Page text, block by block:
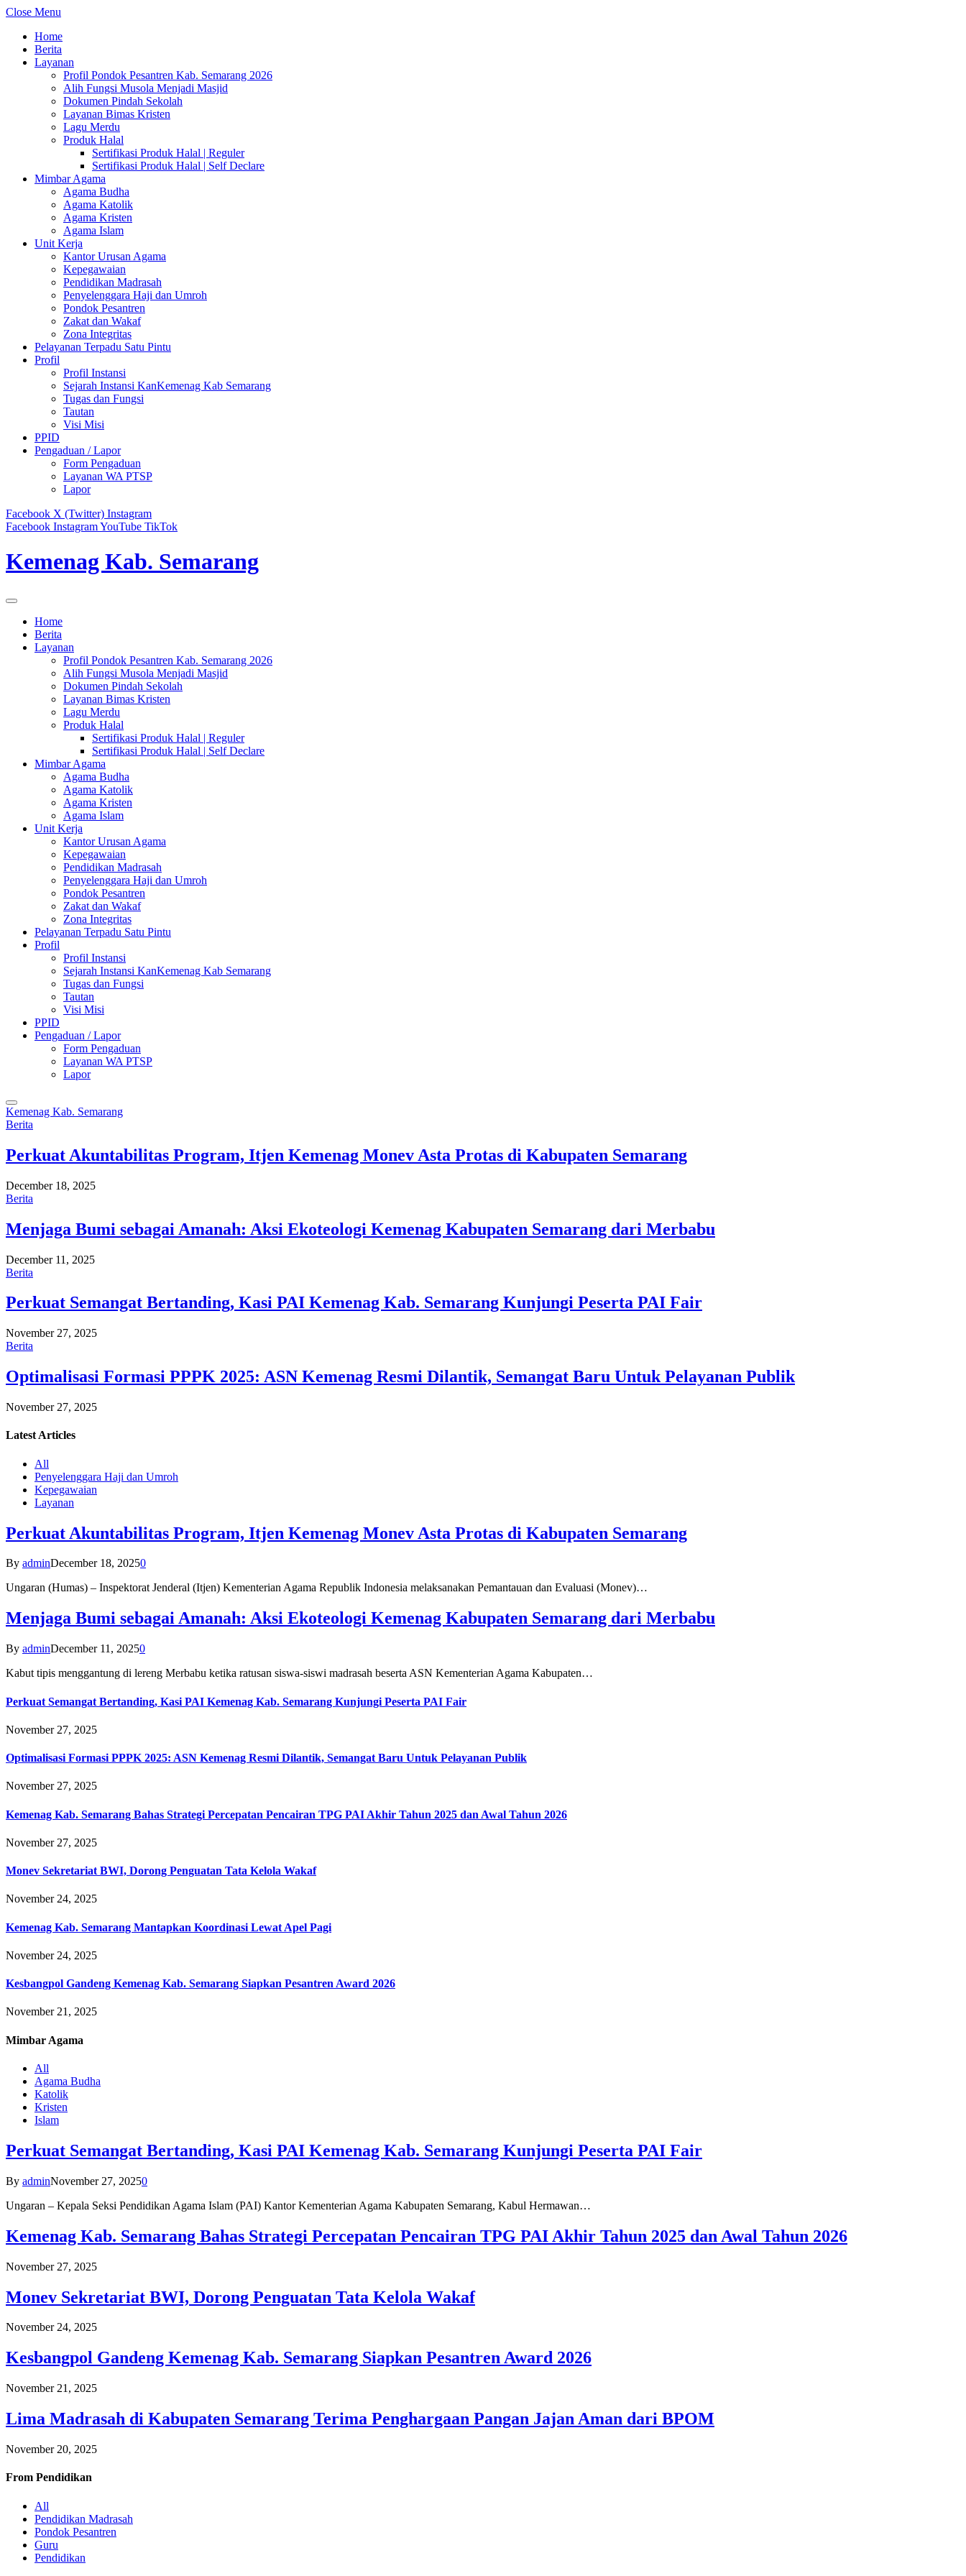
Close Menu
Home
Berita
Layanan
Profil Pondok Pesantren Kab. Semarang 2026
Alih Fungsi Musola Menjadi Masjid
Dokumen Pindah Sekolah
Layanan Bimas Kristen
Lagu Merdu
Produk Halal
Sertifikasi Produk Halal | Reguler
Sertifikasi Produk Halal | Self Declare
Mimbar Agama
Agama Budha
Agama Katolik
Agama Kristen
Agama Islam
Unit Kerja
Kantor Urusan Agama
Kepegawaian
Pendidikan Madrasah
Penyelenggara Haji dan Umroh
Pondok Pesantren
Zakat dan Wakaf
Zona Integritas
Pelayanan Terpadu Satu Pintu
Profil
Profil Instansi
Sejarah Instansi KanKemenag Kab Semarang
Tugas dan Fungsi
Tautan
Visi Misi
PPID
Pengaduan / Lapor
Form Pengaduan
Layanan WA PTSP
Lapor
Facebook X (Twitter) Instagram
Facebook InstagramYouTube TikTok
Kemenag Kab. Semarang
Home
Berita
Layanan
Profil Pondok Pesantren Kab. Semarang 2026
Alih Fungsi Musola Menjadi Masjid
Dokumen Pindah Sekolah
Layanan Bimas Kristen
Lagu Merdu
Produk Halal
Sertifikasi Produk Halal | Reguler
Sertifikasi Produk Halal | Self Declare
Mimbar Agama
Agama Budha
Agama Katolik
Agama Kristen
Agama Islam
Unit Kerja
Kantor Urusan Agama
Kepegawaian
Pendidikan Madrasah
Penyelenggara Haji dan Umroh
Pondok Pesantren
Zakat dan Wakaf
Zona Integritas
Pelayanan Terpadu Satu Pintu
Profil
Profil Instansi
Sejarah Instansi KanKemenag Kab Semarang
Tugas dan Fungsi
Tautan
Visi Misi
PPID
Pengaduan / Lapor
Form Pengaduan
Layanan WA PTSP
Lapor
Kemenag Kab. Semarang
Berita
Perkuat Akuntabilitas Program, Itjen Kemenag Monev Asta Protas di Kabupaten Semarang
December 18, 2025
Berita
Menjaga Bumi sebagai Amanah: Aksi Ekoteologi Kemenag Kabupaten Semarang dari Merbabu
December 11, 2025
Berita
Perkuat Semangat Bertanding, Kasi PAI Kemenag Kab. Semarang Kunjungi Peserta PAI Fair
November 27, 2025
Berita
Optimalisasi Formasi PPPK 2025: ASN Kemenag Resmi Dilantik, Semangat Baru Untuk Pelayanan Publik
November 27, 2025
Latest Articles
All
Penyelenggara Haji dan Umroh
Kepegawaian
Layanan
Perkuat Akuntabilitas Program, Itjen Kemenag Monev Asta Protas di Kabupaten Semarang
By adminDecember 18, 20250
Ungaran (Humas) – Inspektorat Jenderal (Itjen) Kementerian Agama Republik Indonesia melaksanakan Pemantauan dan Evaluasi (Monev)…
Menjaga Bumi sebagai Amanah: Aksi Ekoteologi Kemenag Kabupaten Semarang dari Merbabu
By adminDecember 11, 20250
Kabut tipis menggantung di lereng Merbabu ketika ratusan siswa-siswi madrasah beserta ASN Kementerian Agama Kabupaten…
Perkuat Semangat Bertanding, Kasi PAI Kemenag Kab. Semarang Kunjungi Peserta PAI Fair
November 27, 2025
Optimalisasi Formasi PPPK 2025: ASN Kemenag Resmi Dilantik, Semangat Baru Untuk Pelayanan Publik
November 27, 2025
Kemenag Kab. Semarang Bahas Strategi Percepatan Pencairan TPG PAI Akhir Tahun 2025 dan Awal Tahun 2026
November 27, 2025
Monev Sekretariat BWI, Dorong Penguatan Tata Kelola Wakaf
November 24, 2025
Kemenag Kab. Semarang Mantapkan Koordinasi Lewat Apel Pagi
November 24, 2025
Kesbangpol Gandeng Kemenag Kab. Semarang Siapkan Pesantren Award 2026
November 21, 2025
Mimbar Agama
All
Agama Budha
Katolik
Kristen
Islam
Perkuat Semangat Bertanding, Kasi PAI Kemenag Kab. Semarang Kunjungi Peserta PAI Fair
By adminNovember 27, 20250
Ungaran – Kepala Seksi Pendidikan Agama Islam (PAI) Kantor Kementerian Agama Kabupaten Semarang, Kabul Hermawan…
Kemenag Kab. Semarang Bahas Strategi Percepatan Pencairan TPG PAI Akhir Tahun 2025 dan Awal Tahun 2026
November 27, 2025
Monev Sekretariat BWI, Dorong Penguatan Tata Kelola Wakaf
November 24, 2025
Kesbangpol Gandeng Kemenag Kab. Semarang Siapkan Pesantren Award 2026
November 21, 2025
Lima Madrasah di Kabupaten Semarang Terima Penghargaan Pangan Jajan Aman dari BPOM
November 20, 2025
From Pendidikan
All
Pendidikan Madrasah
Pondok Pesantren
Guru
Pendidikan